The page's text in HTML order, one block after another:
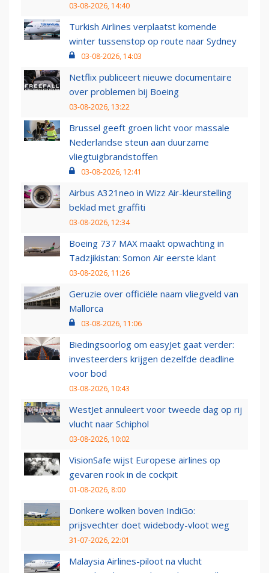
03-08-2026, 14:40
Turkish Airlines verplaatst komende
winter tussenstop op route naar Sydney
03-08-2026, 14:03
Netflix publiceert nieuwe documentaire
over problemen bij Boeing
03-08-2026, 13:22
Brussel geeft groen licht voor massale
Nederlandse steun aan duurzame
vliegtuigbrandstoffen
03-08-2026, 12:41
Airbus A321neo in Wizz Air-kleurstelling
beklad met graffiti
03-08-2026, 12:34
Boeing 737 MAX maakt opwachting in
Tadzjikistan: Somon Air eerste klant
03-08-2026, 11:26
Geruzie over officiële naam vliegveld van
Mallorca
03-08-2026, 11:06
Biedingsoorlog om easyJet gaat verder:
investeerders krijgen dezelfde deadline
voor bod
03-08-2026, 10:43
WestJet annuleert voor tweede dag op rij
vlucht naar Schiphol
03-08-2026, 10:02
VisionSafe wijst Europese airlines op
gevaren rook in de cockpit
01-08-2026, 8:00
Donkere wolken boven IndiGo:
prijsvechter doet widebody-vloot weg
31-07-2026, 22:01
Malaysia Airlines-piloot na vlucht